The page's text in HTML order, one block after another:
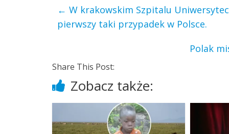
← W krakowskim Szpitalu
pierwszy taki przypadek w Polsce.
Polak
Share This Post:
Zobacz także: